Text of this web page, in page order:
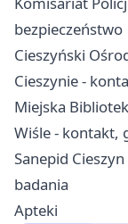
bezpieczeństwo
Cieszyński
Cieszynie -
Miejska
Wiśle - kontakt,
Sanepid
badania
Apteki